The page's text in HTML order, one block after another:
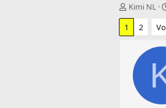
T
o
i
Kimi NL
1
2